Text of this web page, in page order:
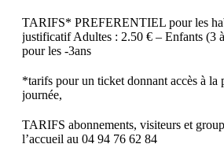
TARIFS* PREFERENTIEL pour les
justificatif Adultes : 2.50 € – Enfants (3
pour les -3ans
*tarifs pour un ticket donnant accès à la
journée,
TARIFS abonnements, visiteurs et
l’accueil au 04 94 76 62 84